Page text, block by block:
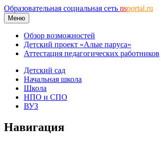
Образовательная социальная сеть nsportal.ru
Меню
Обзор возможностей
Детский проект «Алые паруса»
Аттестация педагогических работников
Детский сад
Начальная школа
Школа
НПО и СПО
ВУЗ
Навигация